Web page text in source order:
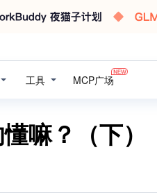
工具 MCP广场
嘛？（下）